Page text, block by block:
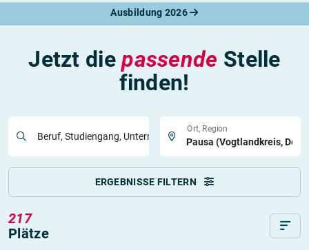
Ausbildung 2026
Jetzt diepassende Stelle
finden!
Beruf, Studiengang, Unternehmen
Ort, Region
ERGEBNISSE FILTERN
217
Plätze